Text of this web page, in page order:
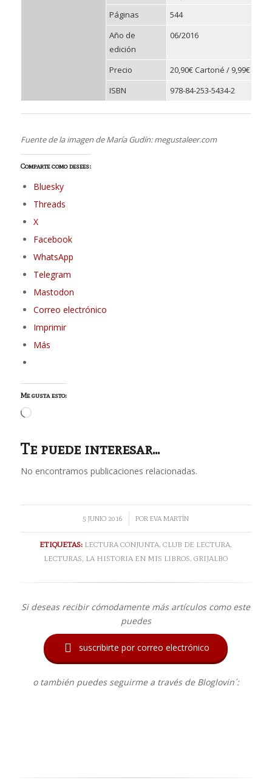
Páginas
544
Año de
edición
06/2016
Precio
20,90€ Cartoné / 9,99€
ISBN
978-84-253-5434-2
Fuente de la imagen de María Gudín: megustaleer.com
Comparte como desees:
Bluesky
Threads
X
Facebook
WhatsApp
Telegram
Mastodon
Correo electrónico
Imprimir
Más
Me gusta esto:
Cargando...
Te puede interesar...
No encontramos publicaciones relacionadas.
5 JUNIO 2016
/ POREVA MARTÍN
ETIQUETAS: LECTURA CONJUNTA,CLUB DE LECTURA,
LECTURAS, LA HISTORIA EN MIS LIBROS,GRIJALBO
Si deseas recibir cómodamente más artículos como este
puedes
 suscribirte por correo electrónico
o también puedes seguirme a través de Bloglovin´: